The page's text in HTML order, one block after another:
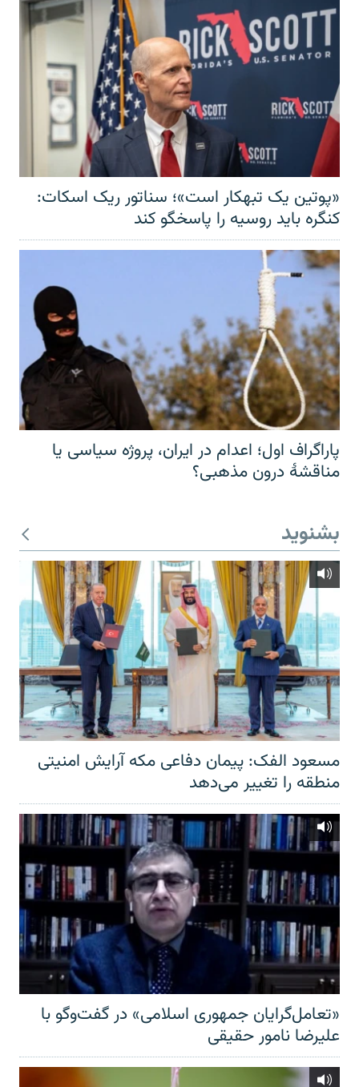
«پوتین یک تبهکار است»؛ سناتور ریک اسکات:
کنگره باید روسیه را پاسخگو کند
پاراگراف اول؛ اعدام در ایران، پروژه سیاسی یا
مناقشهٔ درون مذهبی؟
بشنوید
مسعود الفک: پیمان دفاعی مکه آرایش امنیتی
منطقه را تغییر می‌دهد
«تعامل‌گرایان جمهوری اسلامی» در گفت‌وگو با
علیرضا نامور حقیقی